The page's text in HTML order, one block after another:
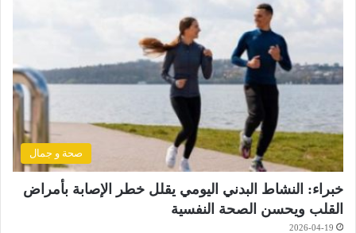
صحة و جمال
خبراء: النشاط البدني اليومي يقلل خطر الإصابة بأمراض
القلب ويحسن الصحة النفسية
2026-04-19